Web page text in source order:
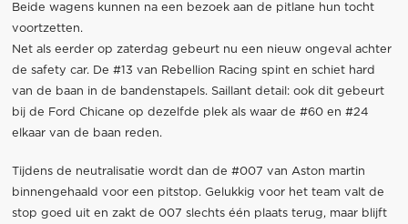
Beide wagens kunnen na een bezoek aan de pitlane hun tocht
voortzetten.
Net als eerder op zaterdag gebeurt nu een nieuw ongeval achter
de safety car. De #13 van Rebellion Racing spint en schiet hard
van de baan in de bandenstapels. Saillant detail: ook dit gebeurt
bij de Ford Chicane op dezelfde plek als waar de #60 en #24
elkaar van de baan reden.
Tijdens de neutralisatie wordt dan de #007 van Aston martin
binnengehaald voor een pitstop. Gelukkig voor het team valt de
stop goed uit en zakt de 007 slechts één plaats terug, maar blijft